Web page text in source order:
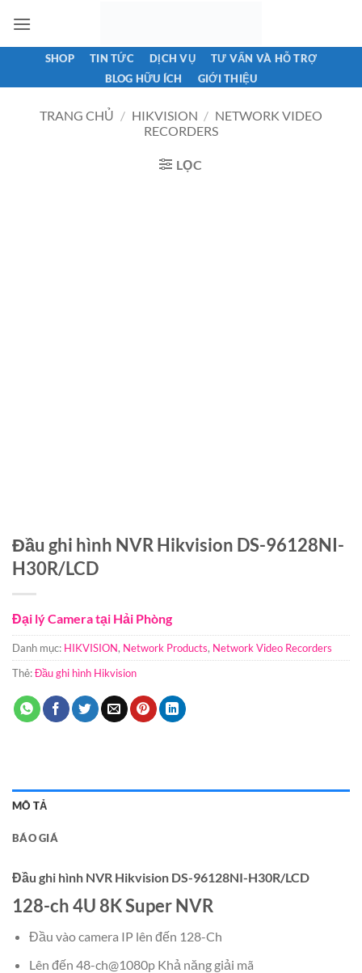
qua
nội
SHOP TIN TỨC DỊCH VỤ
TƯ VẤN VÀ HỖ TRỢ
BLOG HỮU ÍCH
GIỚI THIỆU
TRANG CHỦ / HIKVISION / NETWORK VIDEO
RECORDERS
LỌC
Đầu ghi hình NVR Hikvision DS-96128NI-
H30R/LCD
Đại lý Camera tại Hải Phòng
Danh mục: HIKVISION, Network Products, Network Video Recorders
Thẻ:Đầu ghi hình Hikvision
MÔ TẢ
BÁO GIÁ
Đầu ghi hình NVR Hikvision DS-96128NI-H30R/LCD
128-ch 4U 8K Super NVR
Đầu vào camera IP lên đến 128-Ch
Lên đến 48-ch@1080p Khả năng giải mã